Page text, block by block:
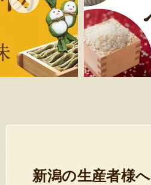
新潟の生産者様へ